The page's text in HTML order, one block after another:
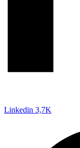
Linkedin 3,7K